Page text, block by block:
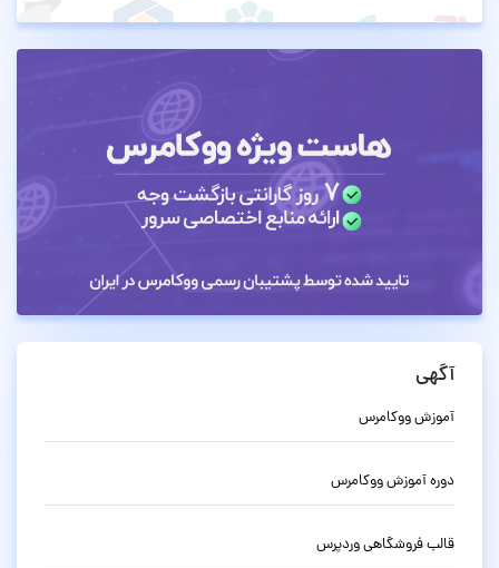
آگهی
آموزش ووکامرس
دوره آموزش ووکامرس
قالب فروشگاهی وردپرس